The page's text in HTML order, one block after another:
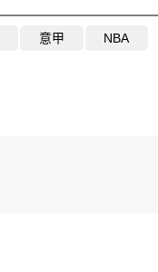
意甲 NBA